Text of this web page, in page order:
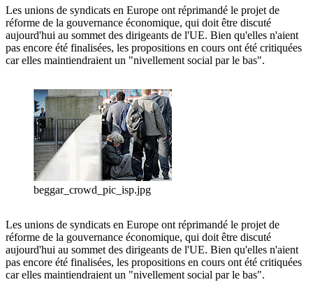
Les unions de syndicats en Europe ont réprimandé le projet de
réforme de la gouvernance économique, qui doit être discuté
aujourd'hui au sommet des dirigeants de l'UE. Bien qu'elles n'aient
pas encore été finalisées, les propositions en cours ont été critiquées
car elles maintiendraient un "nivellement social par le bas".
beggar_crowd_pic_isp.jpg
Les unions de syndicats en Europe ont réprimandé le projet de
réforme de la gouvernance économique, qui doit être discuté
aujourd'hui au sommet des dirigeants de l'UE. Bien qu'elles n'aient
pas encore été finalisées, les propositions en cours ont été critiquées
car elles maintiendraient un "nivellement social par le bas".